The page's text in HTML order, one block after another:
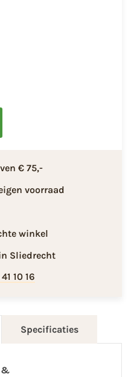
€ 75,-
voorraad
winkel
Sliedrecht
10 16
Specificaties
&